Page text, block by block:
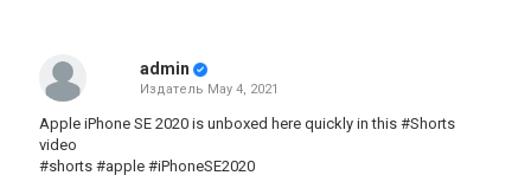
admin
Издатель May 4, 2021
Apple iPhone SE 2020 is unboxed here quickly in this #Shorts
video
#shorts #apple #iPhoneSE2020